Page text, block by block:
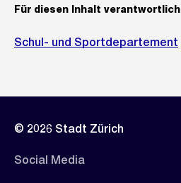
Für diesen Inhalt verantwortlich
Schul- und Sportdepartement
© 2026 Stadt Zürich
Social Media